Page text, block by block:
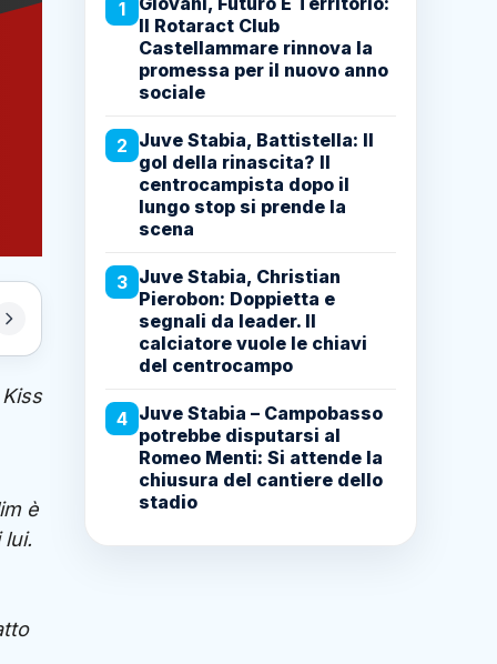
è
1
Il Rotaract Club
Castellammare rinnova la
promessa per il nuovo anno
sociale
2 Juve Stabia, Battistella: Il
gol della rinascita? Il
centrocampista dopo il
lungo stop si prende la
scena
3 Juve Stabia, Christian
Pierobon: Doppietta e
segnali da leader. Il
calciatore vuole le chiavi
del centrocampo
4 Juve Stabia – Campobasso
potrebbe disputarsi al
Romeo Menti: Si attende la
chiusura del cantiere dello
stadio